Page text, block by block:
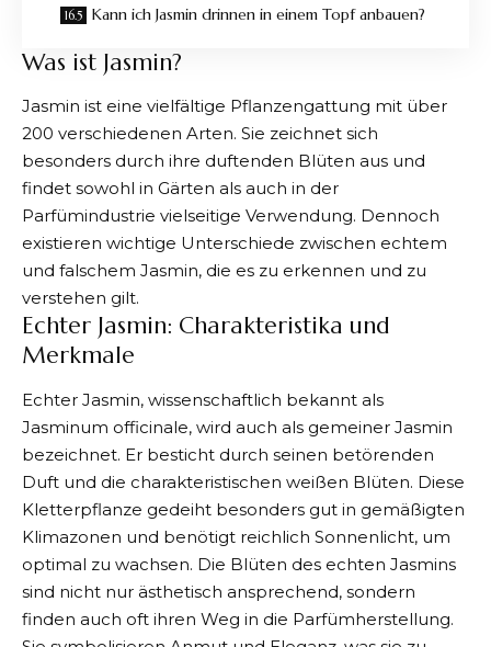
Kann ich Jasmin drinnen in einem Topf anbauen?
Was ist Jasmin?
Jasmin ist eine vielfältige Pflanzengattung mit über
200 verschiedenen Arten. Sie zeichnet sich
besonders durch ihre duftenden Blüten aus und
findet sowohl in Gärten als auch in der
Parfümindustrie vielseitige Verwendung. Dennoch
existieren wichtige Unterschiede zwischen echtem
und falschem Jasmin, die es zu erkennen und zu
verstehen gilt.
Echter Jasmin: Charakteristika und
Merkmale
Echter Jasmin, wissenschaftlich bekannt als
Jasminum officinale, wird auch als gemeiner Jasmin
bezeichnet. Er besticht durch seinen betörenden
Duft und die charakteristischen weißen Blüten. Diese
Kletterpflanze gedeiht besonders gut in gemäßigten
Klimazonen und benötigt reichlich Sonnenlicht, um
optimal zu wachsen. Die Blüten des echten Jasmins
sind nicht nur ästhetisch ansprechend, sondern
finden auch oft ihren Weg in die Parfümherstellung.